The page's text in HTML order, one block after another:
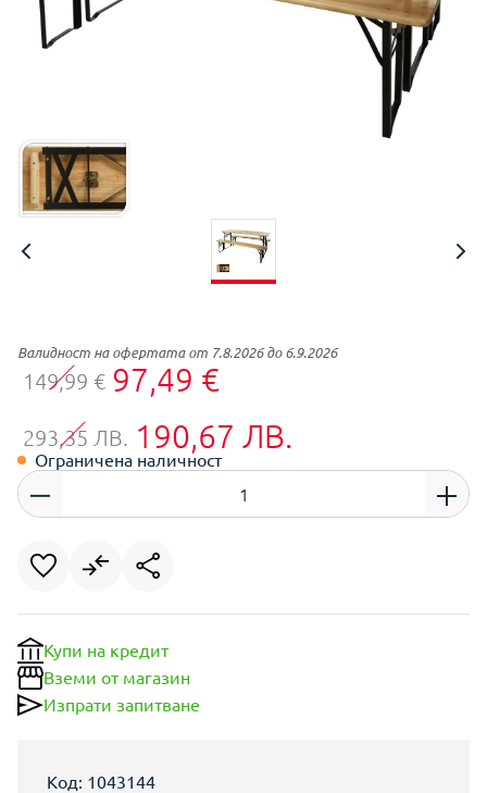
Валидност на офертата от 7.8.2026 до 6.9.2026
149,99 € 97,49 €
293,35 ЛВ. 190,67 ЛВ.
Ограничена наличност
Купи на кредит
Вземи от магазин
Изпрати запитване
Код: 1043144